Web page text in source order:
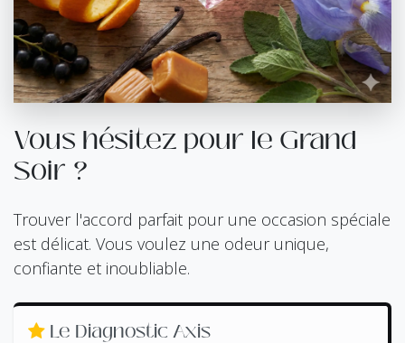
Vous hésitez pour le Grand
Soir ?
Trouver l'accord parfait pour une occasion spéciale
est délicat. Vous voulez une odeur unique,
confiante et inoubliable.
Le Diagnostic Axis